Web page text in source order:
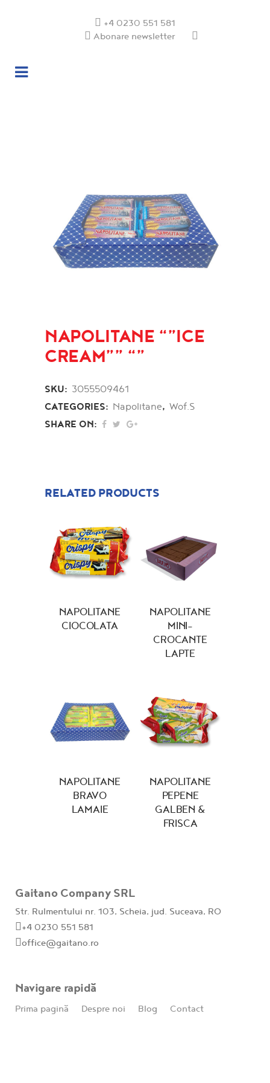
+4 0230 551 581
Abonare newsletter
NAPOLITANE “”ICE
CREAM”” “”
SKU: 3055509461
CATEGORIES: Napolitane, Wof.S
SHARE ON:
RELATED PRODUCTS
NAPOLITANE
CIOCOLATA
NAPOLITANE
MINI-
CROCANTE
LAPTE
NAPOLITANE
BRAVO
LAMAIE
NAPOLITANE
PEPENE
GALBEN &
FRISCA
Gaitano Company SRL
Str. Rulmentului nr. 103, Scheia, jud. Suceava, RO
+4 0230 551 581
office@gaitano.ro
Navigare rapidă
Prima pagină Despre noi Blog Contact